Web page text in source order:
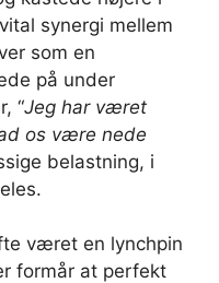
synergi mellem
som en
på under
“Jeg har været
os være nede
belastning, i
været en lynchpin
formår at perfekt